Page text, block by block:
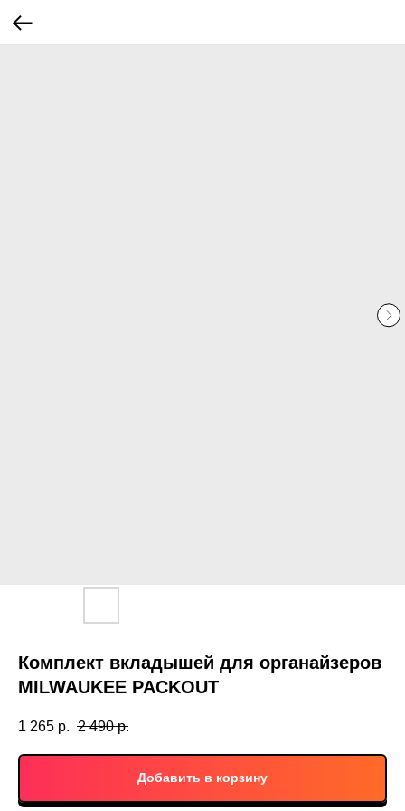
Комплект вкладышей для органайзеров
MILWAUKEE PACKOUT
1 265 р. 2 490 р.
Добавить в корзину